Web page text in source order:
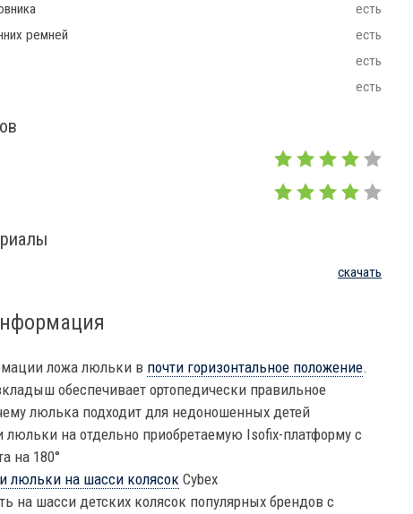
есть
ремней
есть
есть
есть
скачать
ложа люльки в почти горизонтальное положение.
обеспечивает ортопедически правильное
люлька подходит для недоношенных детей
люльки на отдельно приобретаемую Isofix-платформу с
на 180°
люльки на шасси колясок Cybex
на шасси детских колясок популярных брендов с